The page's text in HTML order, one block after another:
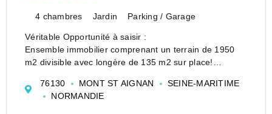
4 chambres Jardin Parking / Garage
Véritable Opportunité à saisir :
Ensemble immobilier comprenant un terrain de 1950
m2 divisible avec longère de 135 m2 sur place!
Agent Commercial en Immobilier- RSAC N° 538 267
76130 MONT ST AIGNAN
SEINE-MARITIME
NORMANDIE